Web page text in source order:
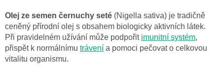
Olej ze semen černuchy seté (Nigella sativa) je tradičně
ceněný přírodní olej s obsahem biologicky aktivních látek.
Při pravidelném užívání může podpořit imunitní systém,
přispět k normálnímu trávení a pomoci pečovat o celkovou
vitalitu organismu.